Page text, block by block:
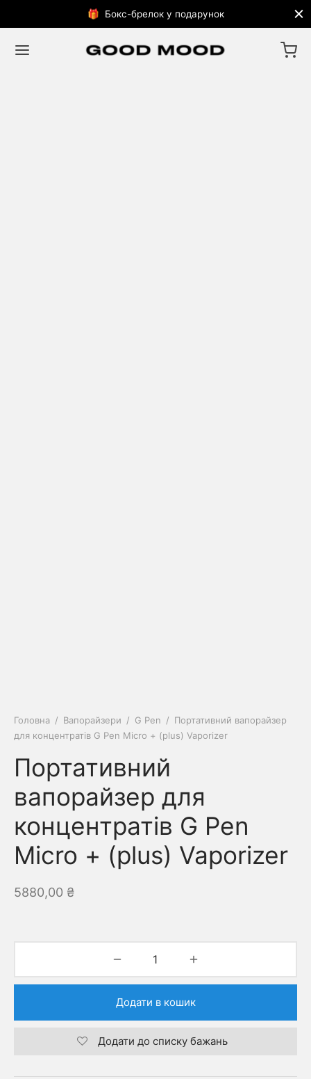
🎁 Бокс-брелок у подарунок
Головна / Вапорайзери / G Pen / Портативний вапорайзер
для концентратів G Pen Micro + (plus) Vaporizer
Портативний
вапорайзер для
концентратів G Pen
Micro + (plus) Vaporizer
5880,00 ₴
Додати в кошик
Додати до списку бажань